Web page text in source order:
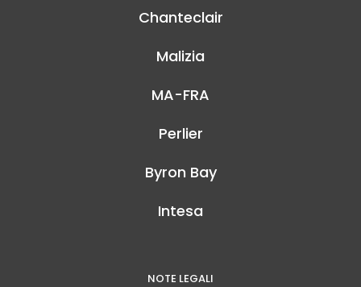
Chanteclair
Malizia
MA-FRA
Perlier
Byron Bay
Intesa
NOTE LEGALI